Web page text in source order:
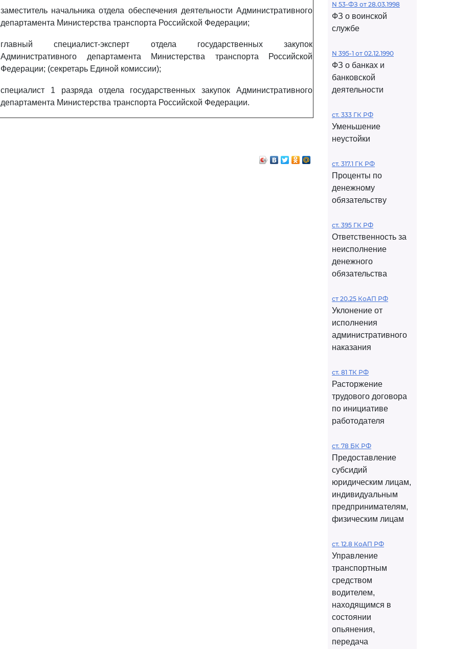
заместитель начальника отдела обеспечения деятельности Административного
департамента Министерства транспорта Российской Федерации;
главный специалист-эксперт отдела государственных закупок
Административного департамента Министерства транспорта Российской
Федерации; (секретарь Единой комиссии);
специалист 1 разряда отдела государственных закупок Административного
департамента Министерства транспорта Российской Федерации.
N 53-ФЗ от 28.03.1998
ФЗ о воинской
службе
N 395-1 от 02.12.1990
ФЗ о банках и
банковской
деятельности
ст. 333 ГК РФ
Уменьшение
неустойки
ст. 317.1 ГК РФ
Проценты по
денежному
обязательству
ст. 395 ГК РФ
Ответственность за
неисполнение
денежного
обязательства
ст 20.25 КоАП РФ
Уклонение от
исполнения
административного
наказания
ст. 81 ТК РФ
Расторжение
трудового договора
по инициативе
работодателя
ст. 78 БК РФ
Предоставление
субсидий
юридическим лицам,
индивидуальным
предпринимателям,
физическим лицам
ст. 12.8 КоАП РФ
Управление
транспортным
средством
водителем,
находящимся в
состоянии
опьянения,
передача